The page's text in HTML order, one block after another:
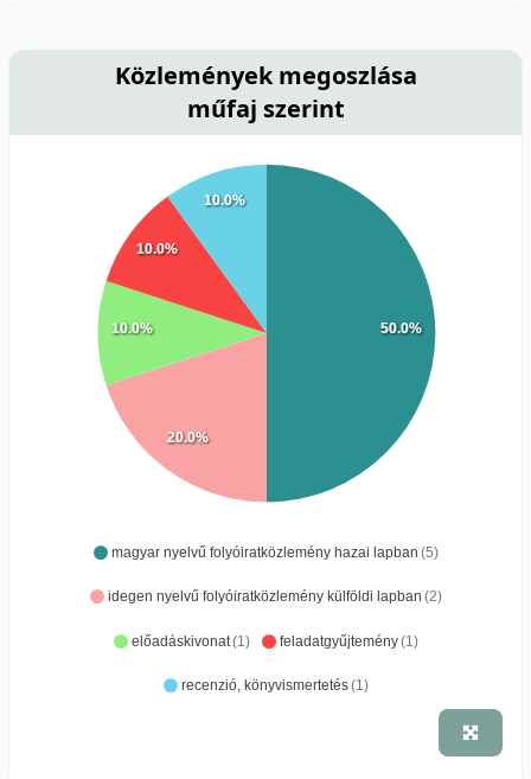
Közlemények megoszlása
műfaj szerint
magyar nyelvű folyóiratközlemény hazai lapban (5)
idegen nyelvű folyóiratközlemény külföldi lapban (2)
előadáskivonat(1) feladatgyűjtemény(1)
recenzió, könyvismertetés(1)
50.0%
20.0%
10.0%
10.0%
10.0%